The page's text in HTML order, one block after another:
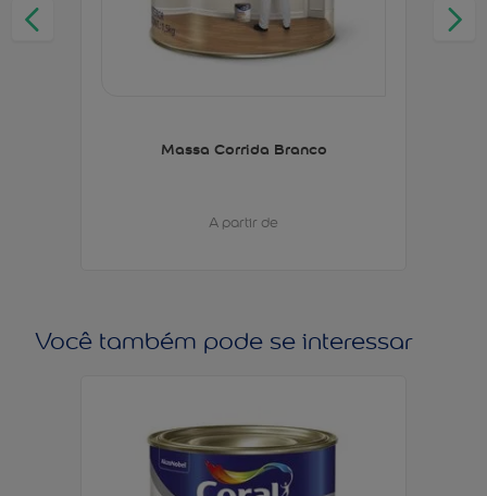
Massa Corrida Branco
A partir de
Você também pode se interessar